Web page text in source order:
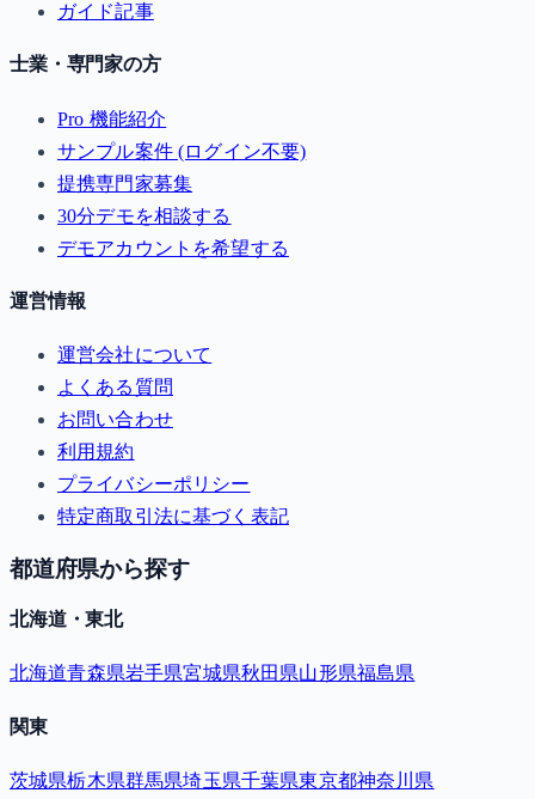
ガイド記事
士業・専門家の方
Pro 機能紹介
サンプル案件 (ログイン不要)
提携専門家募集
30分デモを相談する
デモアカウントを希望する
運営情報
運営会社について
よくある質問
お問い合わせ
利用規約
プライバシーポリシー
特定商取引法に基づく表記
都道府県から探す
北海道・東北
北海道青森県岩手県宮城県秋田県山形県福島県
関東
茨城県栃木県群馬県埼玉県千葉県東京都神奈川県